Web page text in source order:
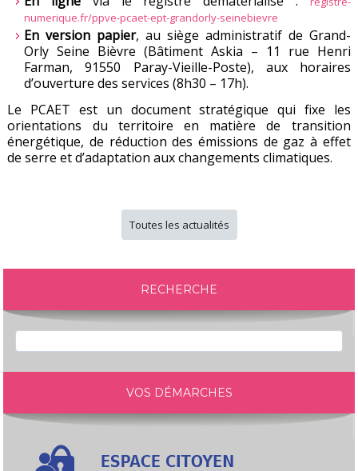
numerique.fr/ppve-pcaet-ept-grandorly-seinebievre
En version papier, au siège administratif de Grand-
Orly Seine Bièvre (Bâtiment Askia – 11 rue Henri
Farman, 91550 Paray-Vieille-Poste), aux horaires
d’ouverture des services (8h30 – 17h).
Le PCAET est un document stratégique qui fixe les
orientations du territoire en matière de transition
énergétique, de réduction des émissions de gaz à effet
de serre et d’adaptation aux changements climatiques.
Toutes les actualités
RECHERCHE
VOS DÉMARCHES